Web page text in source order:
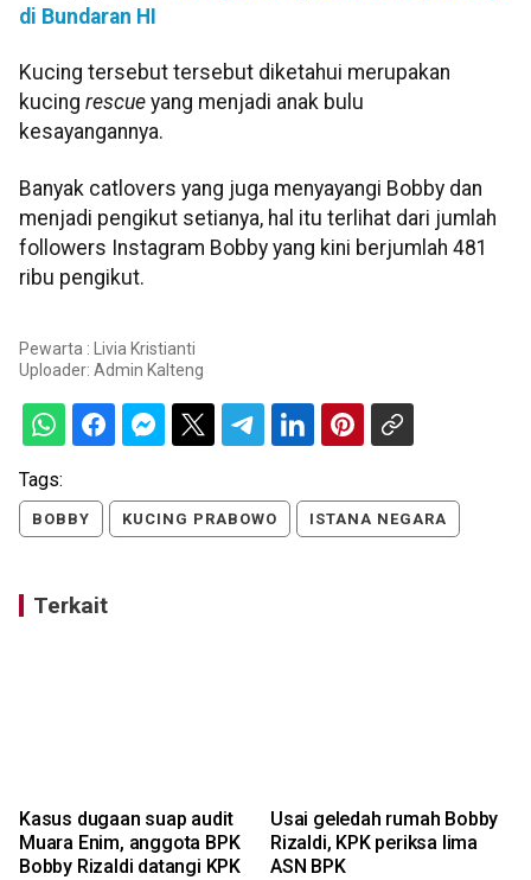
di Bundaran HI
Kucing tersebut tersebut diketahui merupakan
kucing rescue yang menjadi anak bulu
kesayangannya.
Banyak catlovers yang juga menyayangi Bobby dan
menjadi pengikut setianya, hal itu terlihat dari jumlah
followers Instagram Bobby yang kini berjumlah 481
ribu pengikut.
Pewarta : Livia Kristianti
Uploader: Admin Kalteng
Tags:
BOBBY KUCING PRABOWO ISTANA NEGARA
Terkait
Kasus dugaan suap audit
Muara Enim, anggota BPK
Bobby Rizaldi datangi KPK
Usai geledah rumah Bobby
Rizaldi, KPK periksa lima
ASN BPK